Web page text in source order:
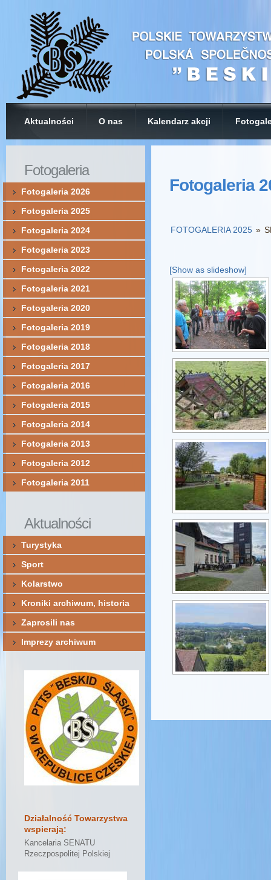
Aktualności O nas Kalendarz akcji
Fotogaleria
FOTOGALERIA 2025 »
[Show as slideshow]
Fotogaleria
Fotogaleria 2026
Fotogaleria 2025
Fotogaleria 2024
Fotogaleria 2023
Fotogaleria 2022
Fotogaleria 2021
Fotogaleria 2020
Fotogaleria 2019
Fotogaleria 2018
Fotogaleria 2017
Fotogaleria 2016
Fotogaleria 2015
Fotogaleria 2014
Fotogaleria 2013
Fotogaleria 2012
Fotogaleria 2011
Aktualności
Turystyka
Sport
Kolarstwo
Kroniki archiwum, historia
Zaprosili nas
Imprezy archiwum
Działalność Towarzystwa
wspierają:
Kancelaria SENATU
Rzeczpospolitej Polskiej